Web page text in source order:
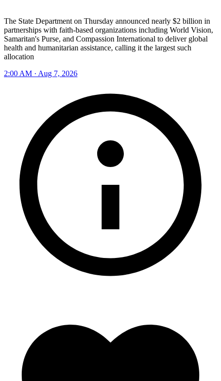
The State Department on Thursday announced nearly $2 billion in
partnerships with faith-based organizations including World Vision, ​
Samaritan's Purse, and Compassion International to ⁠deliver global
health ​and humanitarian assistance, calling it the ⁠largest such
allocation
2:00 AM · Aug 7, 2026